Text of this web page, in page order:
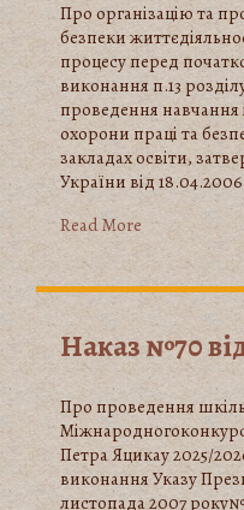
Про організацію та
безпеки
процесу перед
виконання п.13
проведення навчання
охорони праці та
закладах освіти,
України від
Read More
Наказ №70
Про проведення
Петра Яцикау 2025/
виконання Указу
листопада 2007